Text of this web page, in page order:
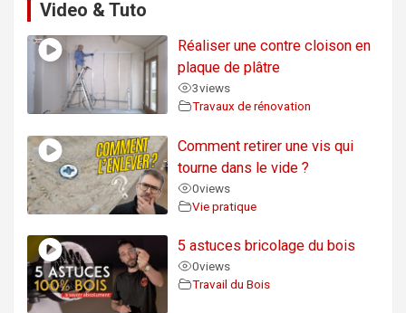
Video & Tuto
Réaliser une contre cloison en
plaque de plâtre
3views
Travaux de rénovation
Comment retirer une vis qui
tourne dans le vide ?
0views
Vie pratique
5 astuces bricolage du bois
0views
Travail du Bois